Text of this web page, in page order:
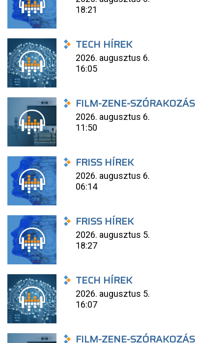
18:21
TECH HÍREK
2026. augusztus 6.
16:05
FILM-ZENE-SZÓRAKOZÁS
2026. augusztus 6.
11:50
FRISS HÍREK
2026. augusztus 6.
06:14
FRISS HÍREK
2026. augusztus 5.
18:27
TECH HÍREK
2026. augusztus 5.
16:07
FILM-ZENE-SZÓRAKOZÁS